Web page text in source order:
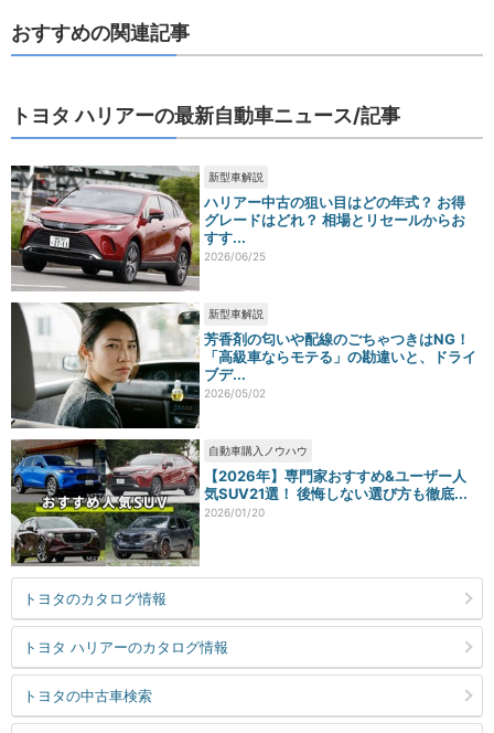
おすすめの関連記事
トヨタ ハリアーの最新自動車ニュース/記事
新型車解説
ハリアー中古の狙い目はどの年式？ お得
グレードはどれ？ 相場とリセールからお
すす...
2026/06/25
新型車解説
芳香剤の匂いや配線のごちゃつきはNG！
「高級車ならモテる」の勘違いと、ドライ
ブデ...
2026/05/02
自動車購入ノウハウ
【2026年】専門家おすすめ&ユーザー人
気SUV21選！ 後悔しない選び方も徹底...
2026/01/20
トヨタのカタログ情報
トヨタ ハリアーのカタログ情報
トヨタの中古車検索